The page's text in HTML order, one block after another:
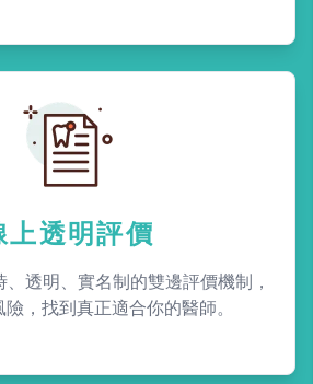
上透明評價
透明、實名制的雙邊評價機制，
，找到真正適合你的醫師。